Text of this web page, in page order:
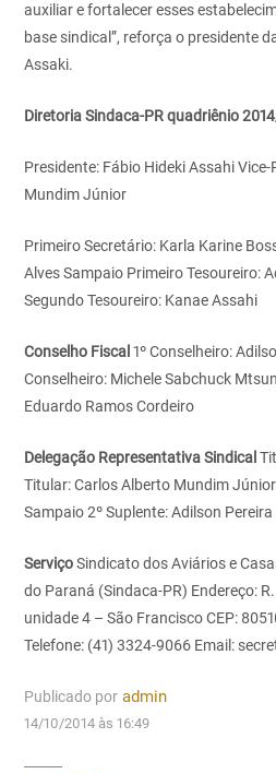
auxiliar e fortalecer esses
base sindical”, reforça o presidente
Assaki.
Diretoria Sindaca-PR quadriênio
Presidente: Fábio Hideki AssahiVice-
Mundim Júnior
Primeiro Secretário: Karla Karine
Alves Sampaio Primeiro Tesoureiro:
Segundo Tesoureiro: Kanae Assahi
Conselho Fiscal 1º Conselheiro:
Conselheiro: Michele Sabchuck
Eduardo Ramos Cordeiro
Delegação Representativa Sindical
Titular: Carlos Alberto Mundim Júnior
Sampaio2º Suplente: Adilson
ServiçoSindicato dos Aviários e
do Paraná (Sindaca-PR) Endereço:
unidade 4 – São FranciscoCEP:
Telefone: (41) 3324-9066 Email:
Publicado por admin
14/10/2014 às 16:49